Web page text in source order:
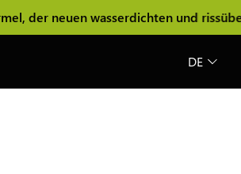
wasserdichten und
DE